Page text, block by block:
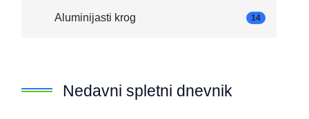
Aluminijasti krog 14
Nedavni spletni dnevnik